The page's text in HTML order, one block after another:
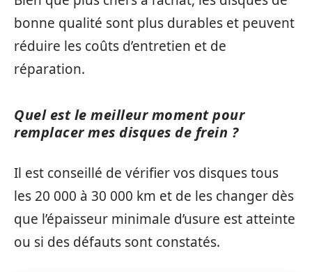
bonne qualité sont plus durables et peuvent
réduire les coûts d’entretien et de
réparation.
Quel est le meilleur moment pour
remplacer mes disques de frein ?
Il est conseillé de vérifier vos disques tous
les 20 000 à 30 000 km et de les changer dès
que l’épaisseur minimale d’usure est atteinte
ou si des défauts sont constatés.